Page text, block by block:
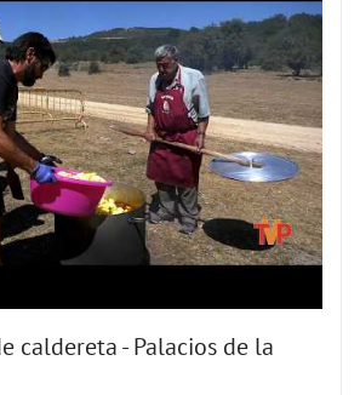
caldereta - Palacios de la